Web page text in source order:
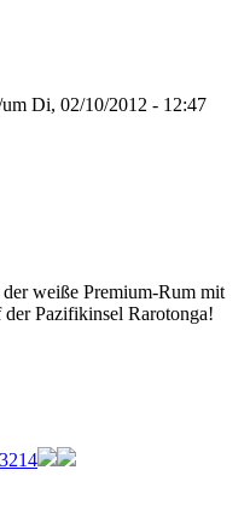
um Di, 02/10/2012 - 12:47
weiße Premium-Rum mit
Pazifikinsel Rarotonga!
214